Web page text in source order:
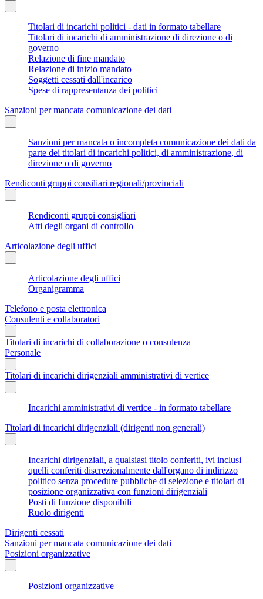
Titolari di incarichi politici - dati in formato tabellare
Titolari di incarichi di amministrazione di direzione o di
governo
Relazione di fine mandato
Relazione di inizio mandato
Soggetti cessati dall'incarico
Spese di rappresentanza dei politici
Sanzioni per mancata comunicazione dei dati
Sanzioni per mancata o incompleta comunicazione dei dati da
parte dei titolari di incarichi politici, di amministrazione, di
direzione o di governo
Rendiconti gruppi consiliari regionali/provinciali
Rendiconti gruppi consigliari
Atti degli organi di controllo
Articolazione degli uffici
Articolazione degli uffici
Organigramma
Telefono e posta elettronica
Consulenti e collaboratori
Titolari di incarichi di collaborazione o consulenza
Personale
Titolari di incarichi dirigenziali amministrativi di vertice
Incarichi amministrativi di vertice - in formato tabellare
Titolari di incarichi dirigenziali (dirigenti non generali)
Incarichi dirigenziali, a qualsiasi titolo conferiti, ivi inclusi
quelli conferiti discrezionalmente dall'organo di indirizzo
politico senza procedure pubbliche di selezione e titolari di
posizione organizzativa con funzioni dirigenziali
Posti di funzione disponibili
Ruolo dirigenti
Dirigenti cessati
Sanzioni per mancata comunicazione dei dati
Posizioni organizzative
Posizioni organizzative